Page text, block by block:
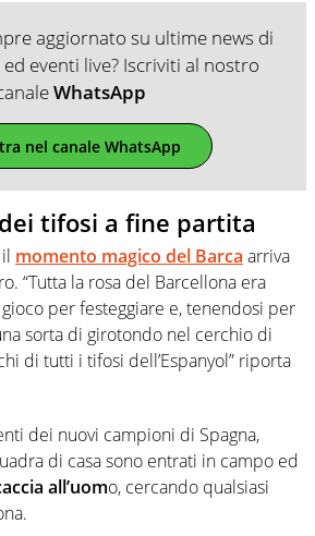
aggiornato su ultime news di
eventi live? Iscriviti al nostro
WhatsApp
nel canale WhatsApp
dei tifosi a fine partita
momento magico del Barca arriva
“Tutta la rosa del Barcellona era
per festeggiare e, tenendosi per
sorta di girotondo nel cerchio di
di tutti i tifosi dell’Espanyol” riporta
dei nuovi campioni di Spagna,
di casa sono entrati in campo ed
all’uomo, cercando qualsiasi